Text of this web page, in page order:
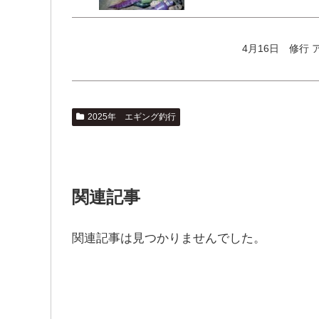
4
2025年 エギング釣行
関連記事
関連記事は見つかりませんでした。